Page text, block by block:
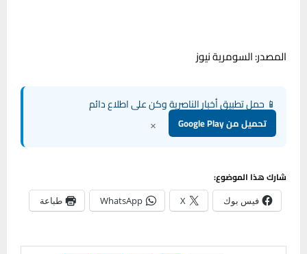
المصدر: السومرية نيوز
📱 حمل تطبيق أخبار الناصرية وكن على اطلاع دائم
تحميل من Google Play ×
شارك هذا الموضوع:
فيس بوك X
WhatsApp طباعة